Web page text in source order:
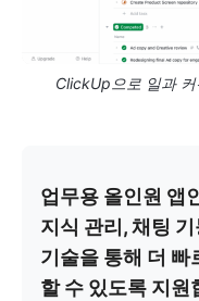
ClickUp으로 일과
업무용 올인원 앱
지식 관리, 채팅
기술을 통해 더 빠
할 수 있도록 지원